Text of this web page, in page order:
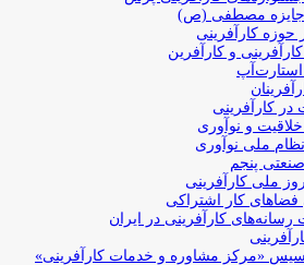
جایزه مصطفی (ص)
حوزه کارآفرینی
و کارآفرین
در کارآفرینی
و نوآوری
نظام ملی نوآوری
صنعتی پنجم
ملی کارآفرینی
کار اشتراکی
کارآفرینی در ایران
«مرکز مشاوره و خدمات کارآفرینی»